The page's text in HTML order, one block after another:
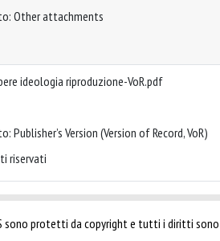
Other attachments
ideologia riproduzione-VoR.pdf
Publisher’s Version (Version of Record, VoR)
riservati
sono protetti da copyright e tutti i diritti sono